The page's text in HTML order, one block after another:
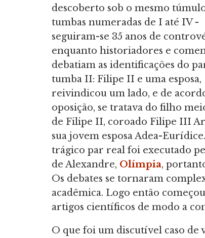
descoberto sob o mesmo
tumbas numeradas de I até IV -
seguiram-se 35 anos de
enquanto historiadores e
debatiam as identificações do
tumba II: Filipe II e uma esposa,
reivindicou um lado, e de
oposição, se tratava do filho
de Filipe II, coroado Filipe III
sua jovem esposa Adea-Eurídice.
trágico par real foi executado
de Alexandre, Olímpia,
Os debates se tornaram
acadêmica. Logo então
artigos científicos de modo a
O que foi um discutível caso de